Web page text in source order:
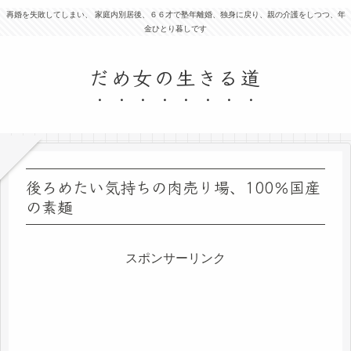
再婚を失敗してしまい、 家庭内別居後、６６才で塾年離婚、独身に戻り、親の介護をしつつ、年
金ひとり暮しです
だめ女の生きる道
後ろめたい気持ちの肉売り場、100％国産
の素麺
スポンサーリンク